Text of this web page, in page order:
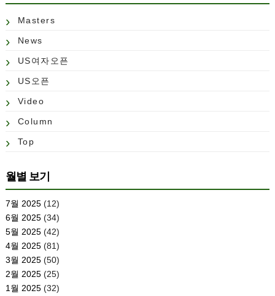
Masters
News
US여자오픈
US오픈
Video
Column
Top
월별 보기
7월 2025(12)
6월 2025(34)
5월 2025(42)
4월 2025(81)
3월 2025(50)
2월 2025(25)
1월 2025(32)